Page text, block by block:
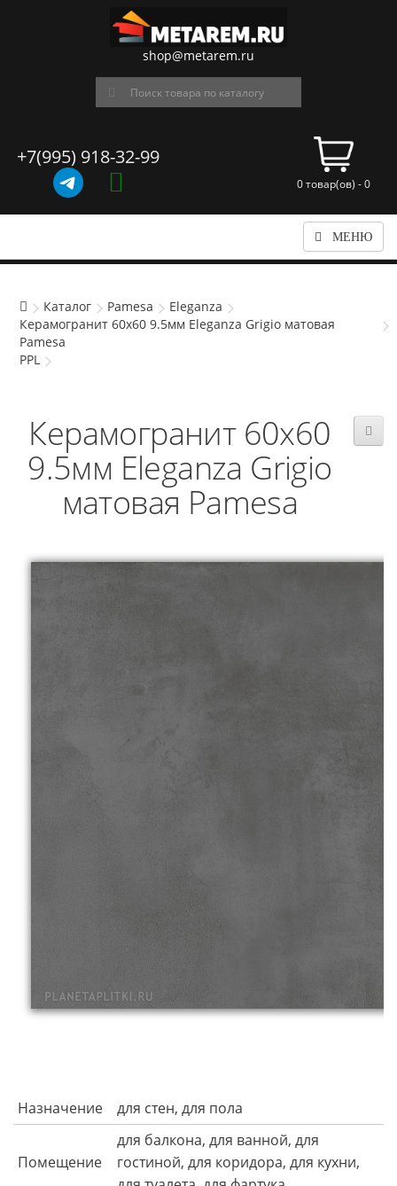
shop@metarem.ru
+7(995) 918-32-99
0 товар(ов) - 0
МЕНЮ
Каталог Pamesa
Eleganza
Керамогранит 60x60 9.5мм Eleganza Grigio матовая
Pamesa
PPL
Керамогранит 60x60
9.5мм Eleganza Grigio
матовая Pamesa
Назначение для стен, для пола
Помещение
для балкона, для ванной, для
гостиной, для коридора, для кухни,